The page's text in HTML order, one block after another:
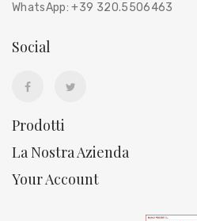
WhatsApp: +39 320.5506463
Social
Prodotti
La Nostra Azienda
Your Account